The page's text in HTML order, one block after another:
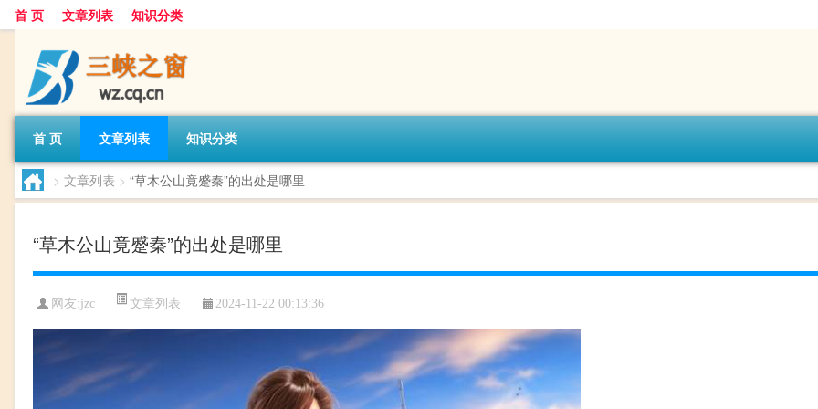
首 页 文章列表 知识分类
首 页 文章列表 知识分类
> 文章列表 > “草木公山竟蹙秦”的出处是哪里
“草木公山竟蹙秦”的出处是哪里
网友:jzc 文章列表 2024-11-22 00:13:36